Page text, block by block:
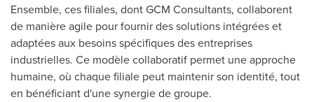
Ensemble, ces filiales, dont GCM Consultants, collaborent
de manière agile pour fournir des solutions intégrées et
adaptées aux besoins spécifiques des entreprises
industrielles. Ce modèle collaboratif permet une approche
humaine, où chaque filiale peut maintenir son identité, tout
en bénéficiant d'une synergie de groupe.